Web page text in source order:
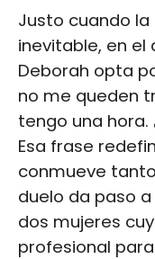
Justo cuando
inevitable, en el
Deborah opta
no me queden
tengo una hora.
Esa frase
conmueve
duelo da paso
dos mujeres
profesional